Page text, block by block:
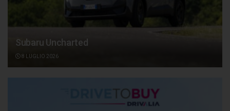
Subaru Uncharted
8 LUGLIO 2026